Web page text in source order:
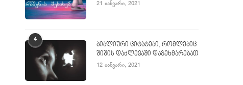
21 იანვარი, 2021
4
ბიბლიური ციტატები, რომლებიც
შიშის დაძლევაში დაგეხმარებათ
12 იანვარი, 2021